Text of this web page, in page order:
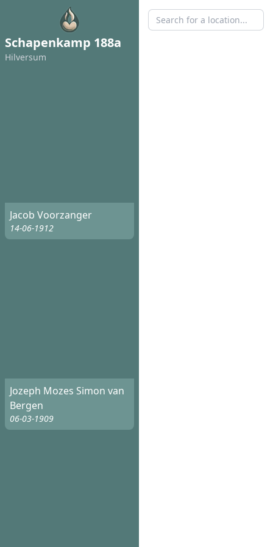
Schapenkamp 188a
Hilversum
Jacob Voorzanger
14-06-1912
Jozeph Mozes Simon van
Bergen
06-03-1909